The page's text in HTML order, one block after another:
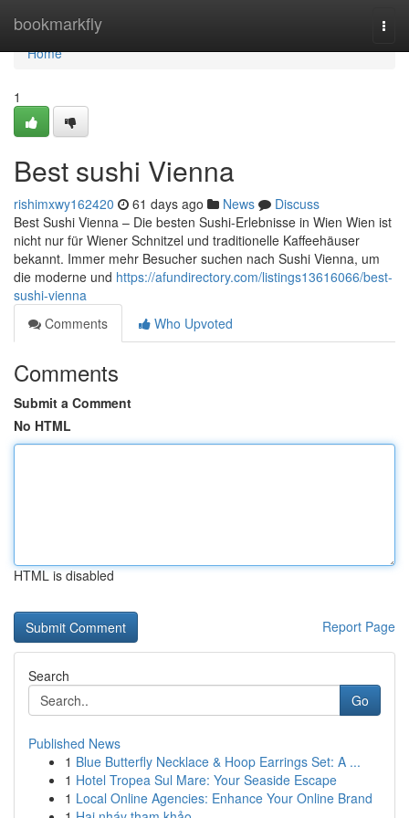
bookmarkfly
Home
Home
1
Best sushi Vienna
rishimxwy162420 61 days ago News
Discuss
Best Sushi Vienna – Die besten Sushi-Erlebnisse in Wien Wien ist
nicht nur für Wiener Schnitzel und traditionelle Kaffeehäuser
bekannt. Immer mehr Besucher suchen nach Sushi Vienna, um
die moderne und https://afundirectory.com/listings13616066/best-
sushi-vienna
Comments
Who Upvoted
Comments
Submit a Comment
No HTML
HTML is disabled
Report Page
Search
Go
Published News
1 Blue Butterfly Necklace & Hoop Earrings Set: A ...
1 Hotel Tropea Sul Mare: Your Seaside Escape
1 Local Online Agencies: Enhance Your Online Brand